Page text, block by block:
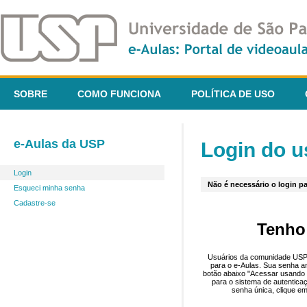
SOBRE COMO FUNCIONA POLÍTICA DE USO
e-Aulas da USP
Login
Esqueci minha senha
Cadastre-se
Login do
Não é necessário o login
Usuários da comunidade
para o e-Aulas. Sua senha
botão abaixo "Acessar
para o sistema de
senha única, clique